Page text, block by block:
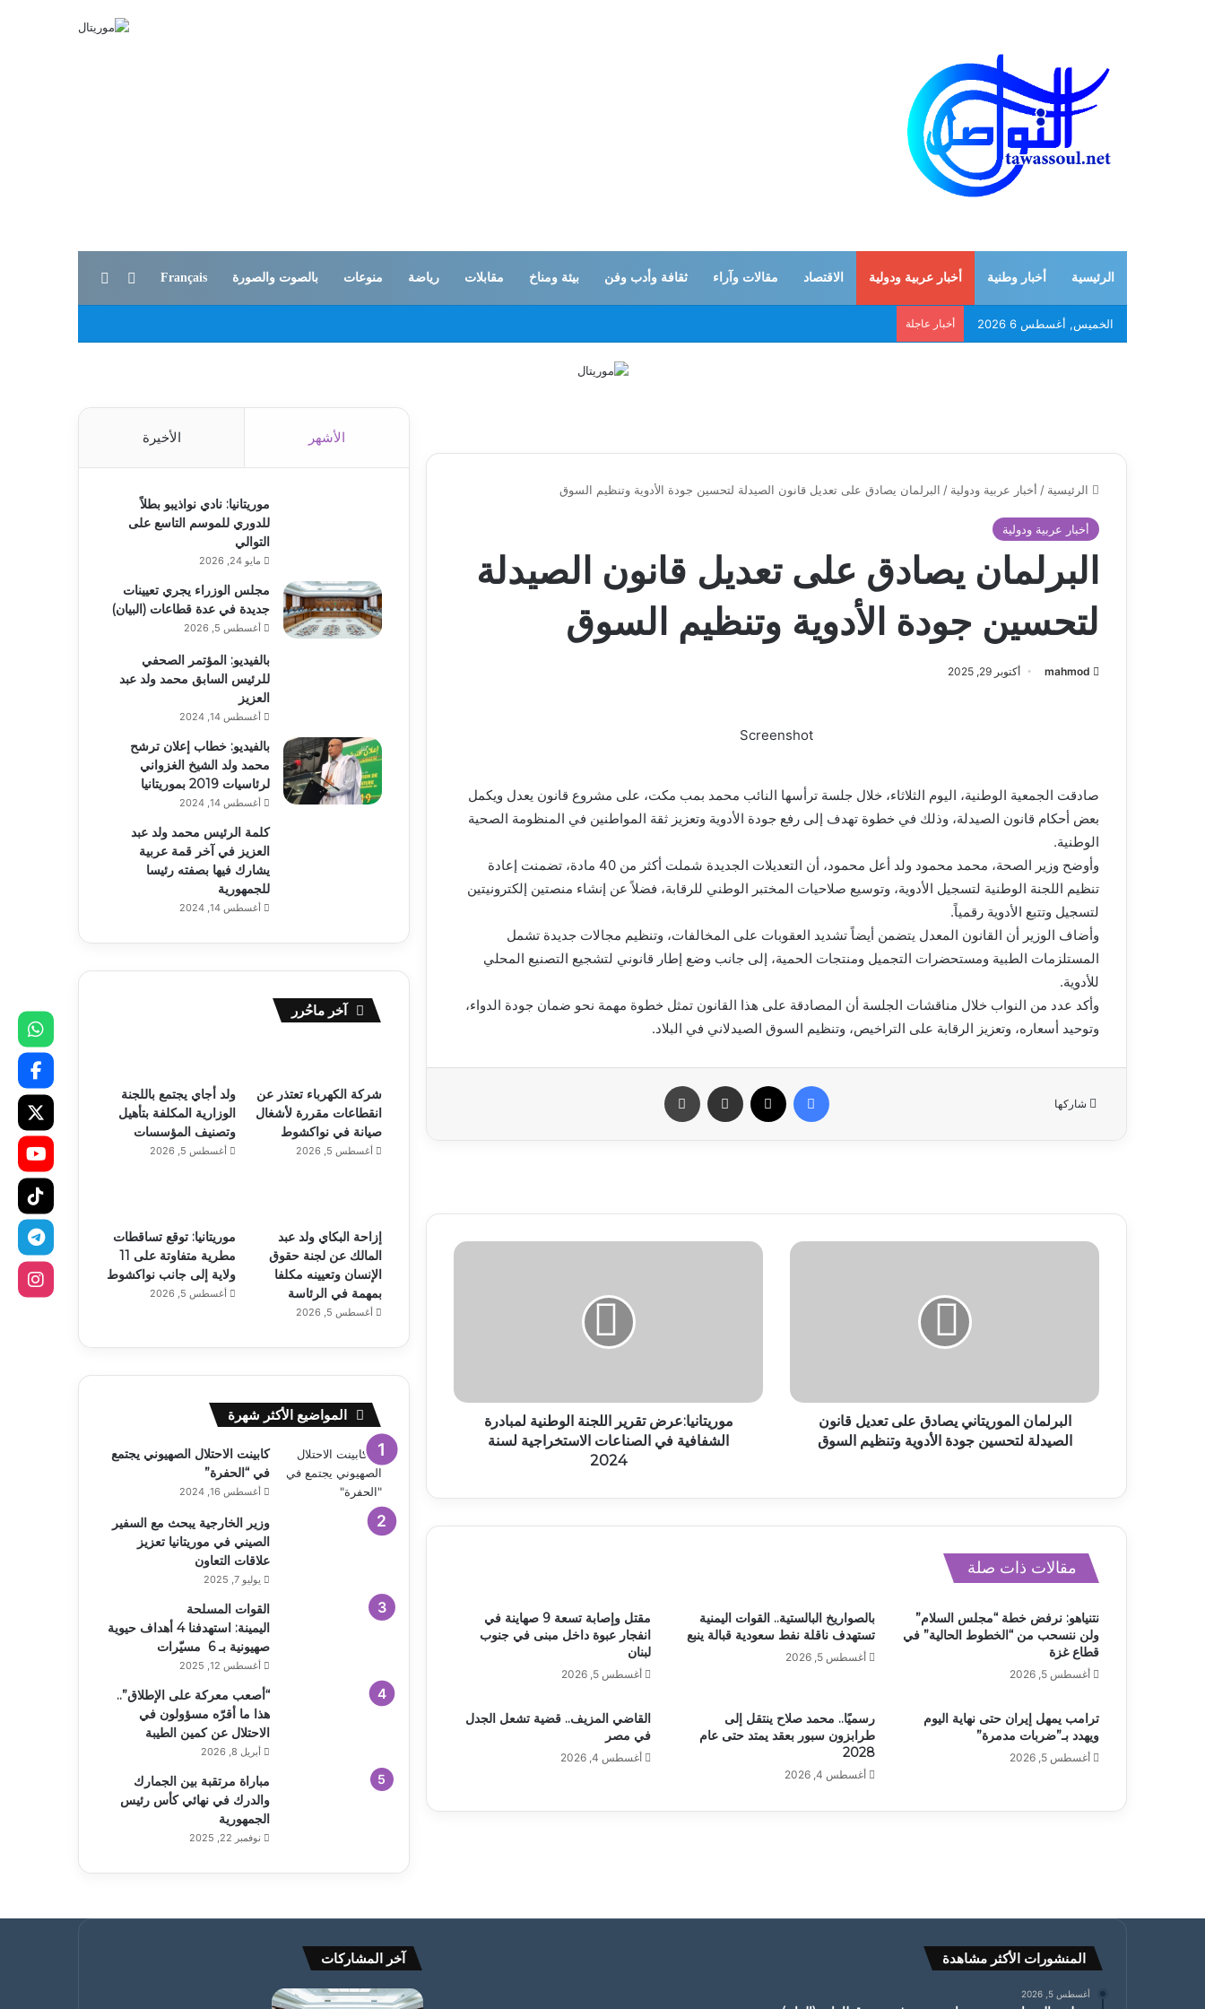
الرئيسية أخبار وطنية أخبار عربية ودولية الاقتصاد مقالات وآراء ثقافة وأدب وفن بيئة ومناخ مقابلات رياضة منوعات بالصوت والصورة Français الوضع المظلم
الخميس, أغسطس 6 2026 أخبار عاجلة
الرئيسية / أخبار عربية ودولية / البرلمان يصادق على تعديل قانون الصيدلة لتحسين جودة الأدوية وتنظيم السوق
أخبار عربية ودولية
البرلمان يصادق على تعديل قانون الصيدلة
لتحسين جودة الأدوية وتنظيم السوق
mahmod أكتوبر 29, 2025
Screenshot
صادقت الجمعية الوطنية، اليوم الثلاثاء، خلال جلسة ترأسها النائب محمد بمب مكت، على مشروع قانون يعدل ويكمل
بعض أحكام قانون الصيدلة، وذلك في خطوة تهدف إلى رفع جودة الأدوية وتعزيز ثقة المواطنين في المنظومة الصحية
الوطنية.
وأوضح وزير الصحة، محمد محمود ولد أعل محمود، أن التعديلات الجديدة شملت أكثر من 40 مادة، تضمنت إعادة
تنظيم اللجنة الوطنية لتسجيل الأدوية، وتوسيع صلاحيات المختبر الوطني للرقابة، فضلاً عن إنشاء منصتين إلكترونيتين
لتسجيل وتتبع الأدوية رقمياً.
وأضاف الوزير أن القانون المعدل يتضمن أيضاً تشديد العقوبات على المخالفات، وتنظيم مجالات جديدة تشمل
المستلزمات الطبية ومستحضرات التجميل ومنتجات الحمية، إلى جانب وضع إطار قانوني لتشجيع التصنيع المحلي
للأدوية.
وأكد عدد من النواب خلال مناقشات الجلسة أن المصادقة على هذا القانون تمثل خطوة مهمة نحو ضمان جودة الدواء،
وتوحيد أسعاره، وتعزيز الرقابة على التراخيص، وتنظيم السوق الصيدلاني في البلاد.
شاركها
فيسبوك مشاركة عبر البريد
البرلمان الموريتاني يصادق على تعديل قانون
الصيدلة لتحسين جودة الأدوية وتنظيم السوق
موريتانيا:عرض تقرير اللجنة الوطنية لمبادرة
الشفافية في الصناعات الاستخراجية لسنة
2024
مقالات ذات صلة
نتنياهو: نرفض خطة “مجلس السلام”
ولن ننسحب من “الخطوط الحالية” في
قطاع غزة
أغسطس 5, 2026
بالصواريخ البالستية.. القوات اليمنية
تستهدف ناقلة نفط سعودية قبالة ينبع
أغسطس 5, 2026
مقتل وإصابة تسعة 9 صهاينة في
انفجار عبوة داخل مبنى في جنوب
لبنان
أغسطس 5, 2026
ترامب يمهل إيران حتى نهاية اليوم
ويهدد بـ”ضربات مدمرة”
أغسطس 5, 2026
رسميًا.. محمد صلاح ينتقل إلى
طرابزون سبور بعقد يمتد حتى عام
2028
أغسطس 4, 2026
القاضي المزيف.. قضية تشعل الجدل
في مصر
أغسطس 4, 2026
الأشهر الأخيرة
موريتانيا: نادي نواذيبو بطلاً
للدوري للموسم التاسع على
التوالي
مايو 24, 2026
مجلس الوزراء يجري تعيينات
جديدة في عدة قطاعات (البيان)
أغسطس 5, 2026
بالفيديو: المؤتمر الصحفي
للرئيس السابق محمد ولد عبد
العزيز
أغسطس 14, 2024
بالفيديو: خطاب إعلان ترشح
محمد ولد الشيخ الغزواني
لرئاسيات 2019 بموريتانيا
أغسطس 14, 2024
كلمة الرئيس محمد ولد عبد
العزيز في آخر قمة عربية
يشارك فيها بصفته رئيسا
للجمهورية
أغسطس 14, 2024
آخر ماحُرر
شركة الكهرباء تعتذر عن
انقطاعات مقررة لأشغال
صيانة في نواكشوط
أغسطس 5, 2026
ولد أجاي يجتمع باللجنة
الوزارية المكلفة بتأهيل
وتصنيف المؤسسات
أغسطس 5, 2026
إزاحة البكاي ولد عبد
المالك عن لجنة حقوق
الإنسان وتعيينه مكلفا
بمهمة في الرئاسة
أغسطس 5, 2026
موريتانيا: توقع تساقطات
مطرية متفاوتة على 11
ولاية إلى جانب نواكشوط
أغسطس 5, 2026
المواضيع الأكثر شهرة
كابينت الاحتلال الصهيوني يجتمع
في “الحفرة”
أغسطس 16, 2024
وزير الخارجية يبحث مع السفير
الصيني في موريتانيا تعزيز
علاقات التعاون
يوليو 7, 2025
القوات المسلحة
اليمينة: استهدفنا 4 أهداف حيوية
صهيونية بـ 6 مسيّرات
أغسطس 12, 2025
“أصعب معركة على الإطلاق”..
هذا ما أقرّه مسؤولون في
الاحتلال عن كمين الطيبة
أبريل 8, 2026
مباراة مرتقبة بين الجمارك
والدرك في نهائي كأس رئيس
الجمهورية
نوفمبر 22, 2025
المنشورات الأكثر مشاهدة
أغسطس 5, 2026
آخر المشاركات